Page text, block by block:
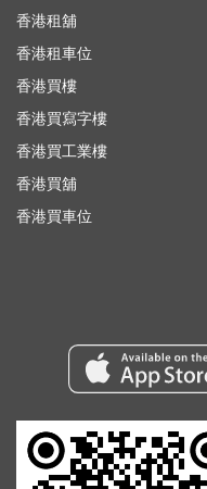
香港租舖
香港租車位
香港買樓
香港買寫字樓
香港買工業樓
香港買舖
香港買車位